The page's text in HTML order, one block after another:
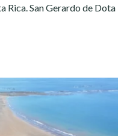
Rica. San Gerardo de Dota